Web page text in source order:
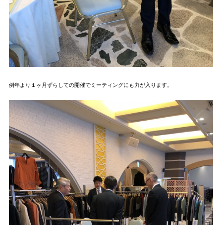
例年より１ヶ月ずらしての開催でミーティングにも力が入ります。